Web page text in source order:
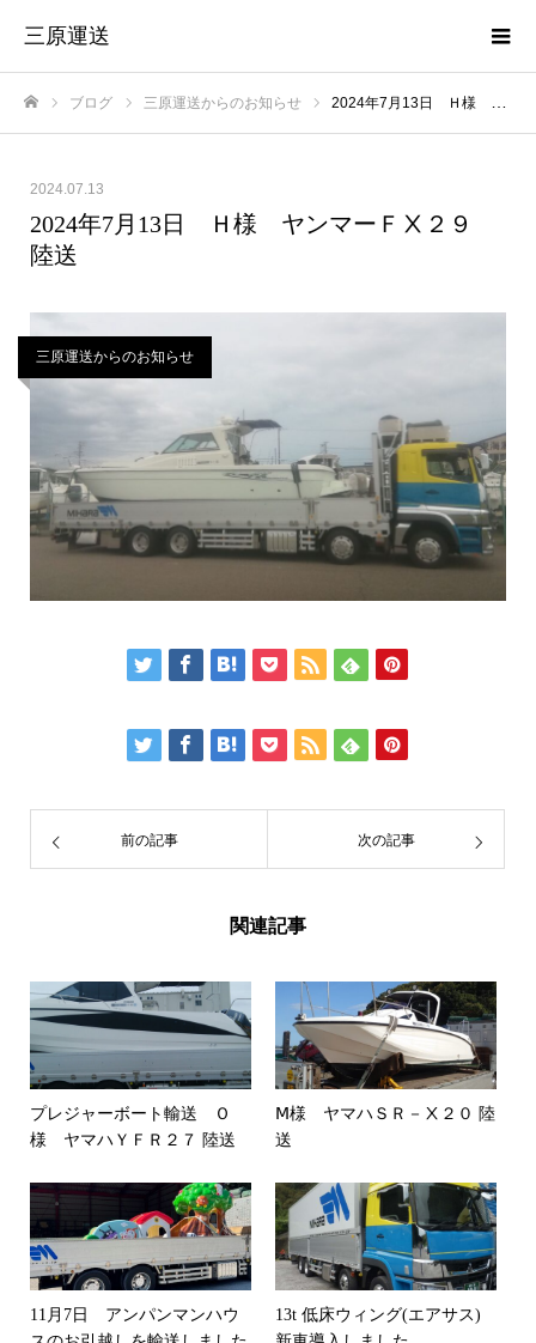
三原運送
ブログ 三原運送からのお知らせ 2024年7月13日 Ｈ様 ヤンマーＦⅩ２９ 陸送
2024.07.13
2024年7月13日 Ｈ様 ヤンマーＦⅩ２９
陸送
三原運送からのお知らせ
前の記事 次の記事
関連記事
プレジャーボート輸送 Ｏ
様 ヤマハＹＦＲ２７ 陸送
Ⅿ様 ヤマハＳＲ－Ⅹ２０ 陸
送
11月7日 アンパンマンハウ
13t 低床ウィング(エアサス)